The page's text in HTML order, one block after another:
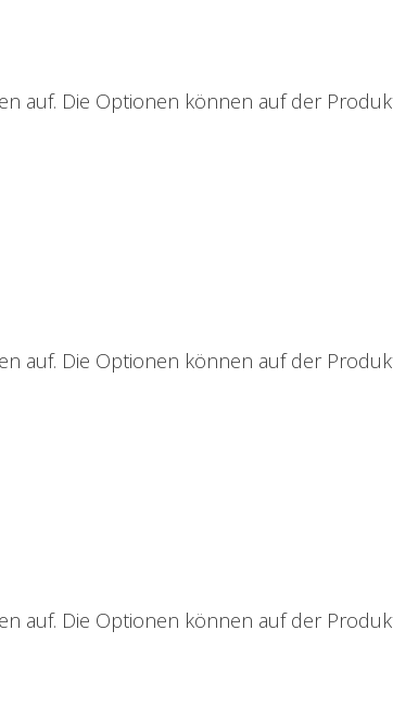
auf. Die Optionen können auf der
auf. Die Optionen können auf der
auf. Die Optionen können auf der